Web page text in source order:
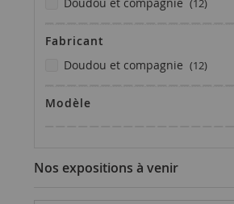
12
Fabricant
doudou et compagnie
12articles
Modèle
Nos expositions à venir